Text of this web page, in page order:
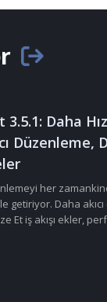
3.5.1: Daha
Düzenleme,
her
getiriyor. Daha
Et iş akışı ekler,